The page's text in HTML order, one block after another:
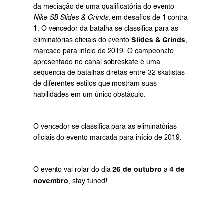
da mediação de uma qualificatória do evento
Nike SB Slides & Grinds, em desafios de 1 contra
1. O vencedor da batalha se classifica para as
eliminatórias oficiais do evento Slides & Grinds,
marcado para início de 2019. O campeonato
apresentado no canal sobreskate é uma
sequência de batalhas diretas entre 32 skatistas
de diferentes estilos que mostram suas
habilidades em um único obstáculo.
O vencedor se classifica para as eliminatórias
oficiais do evento marcada para início de 2019.
O evento vai rolar do dia 26 de outubro a 4 de
novembro, stay tuned!